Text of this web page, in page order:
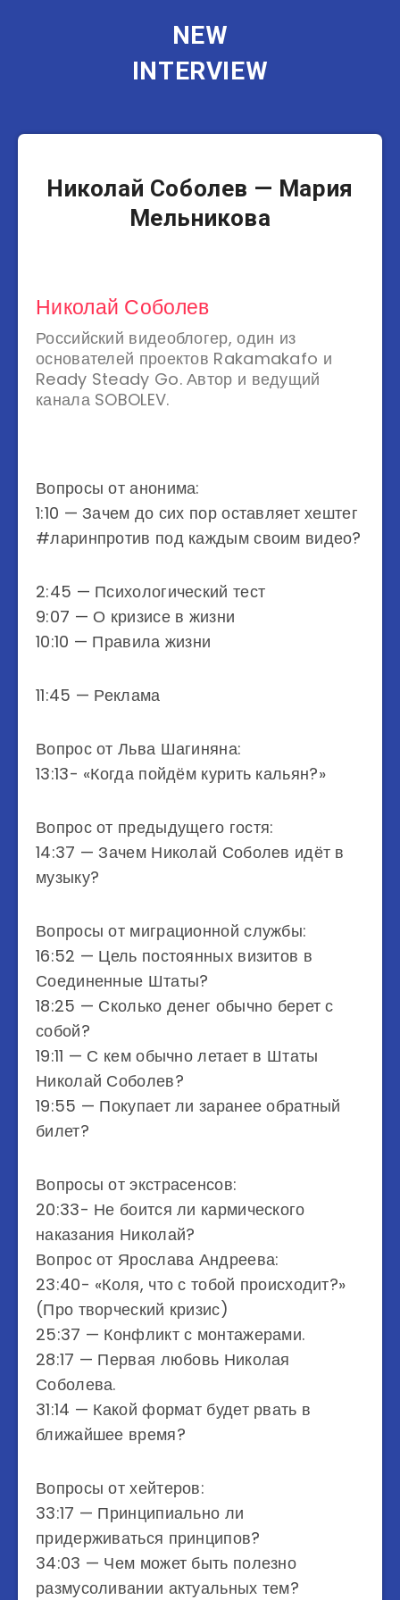
NEW
INTERVIEW
Николай Соболев — Мария
Мельникова
Николай Соболев
Российский видеоблогер, один из
основателей проектов Rakamakafo и
Ready Steady Go. Автор и ведущий
канала SOBOLEV.
Вопросы от анонима:
1:10 — Зачем до сих пор оставляет хештег
#ларинпротив под каждым своим видео?
2:45 — Психологический тест
9:07 — О кризисе в жизни
10:10 — Правила жизни
11:45 — Реклама
Вопрос от Льва Шагиняна:
13:13- «Когда пойдём курить кальян?»
Вопрос от предыдущего гостя:
14:37 — Зачем Николай Соболев идёт в
музыку?
Вопросы от миграционной службы:
16:52 — Цель постоянных визитов в
Соединенные Штаты?
18:25 — Сколько денег обычно берет с
собой?
19:11 — С кем обычно летает в Штаты
Николай Соболев?
19:55 — Покупает ли заранее обратный
билет?
Вопросы от экстрасенсов:
20:33- Не боится ли кармического
наказания Николай?
Вопрос от Ярослава Андреева:
23:40- «Коля, что с тобой происходит?»
(Про творческий кризис)
25:37 — Конфликт с монтажерами.
28:17 — Первая любовь Николая
Соболева.
31:14 — Какой формат будет рвать в
ближайшее время?
Вопросы от хейтеров:
33:17 — Принципиально ли
придерживаться принципов?
34:03 — Чем может быть полезно
размусоливании актуальных тем?